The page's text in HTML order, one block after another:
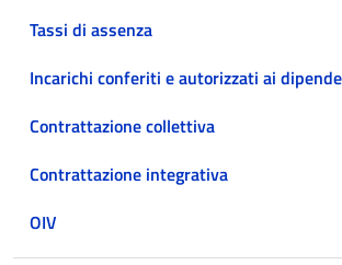
Tassi di assenza
Incarichi conferiti e autorizzati ai
Contrattazione collettiva
Contrattazione integrativa
OIV